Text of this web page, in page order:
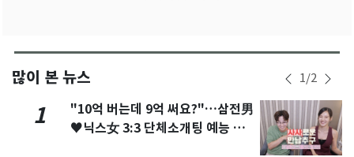
많이 본 뉴스 1/2
1
"10억 버는데 9억 써요?"…삼전男
♥닉스女 3:3 단체소개팅 예능 화